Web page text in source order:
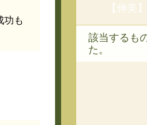
功も
【伸美
該当するも
た。